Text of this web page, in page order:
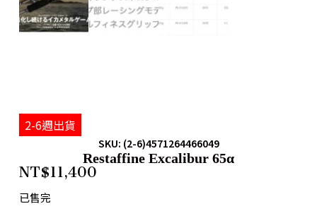
2-6週出貨
SKU: (2-6)4571264466049
Restaffine Excalibur 65α
NT$11,400
已售完